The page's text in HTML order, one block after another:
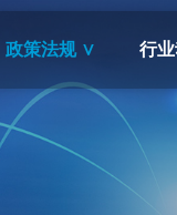
政策法规 ∨ 行